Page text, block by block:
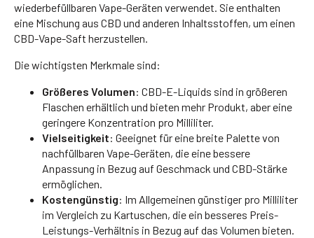
wiederbefüllbaren Vape-Geräten verwendet. Sie enthalten
eine Mischung aus CBD und anderen Inhaltsstoffen, um einen
CBD-Vape-Saft herzustellen.
Die wichtigsten Merkmale sind:
Größeres Volumen: CBD-E-Liquids sind in größeren
Flaschen erhältlich und bieten mehr Produkt, aber eine
geringere Konzentration pro Milliliter.
Vielseitigkeit: Geeignet für eine breite Palette von
nachfüllbaren Vape-Geräten, die eine bessere
Anpassung in Bezug auf Geschmack und CBD-Stärke
ermöglichen.
Kostengünstig: Im Allgemeinen günstiger pro Milliliter
im Vergleich zu Kartuschen, die ein besseres Preis-
Leistungs-Verhältnis in Bezug auf das Volumen bieten.